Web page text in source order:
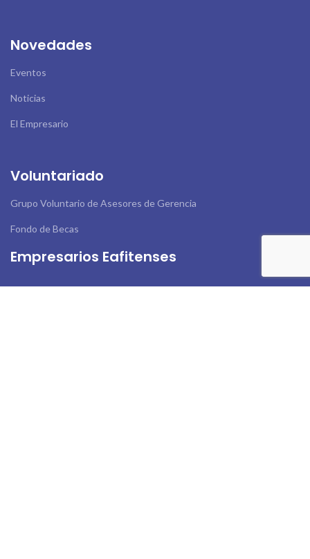
Novedades
Eventos
Noticias
El Empresario
Voluntariado
Grupo Voluntario de Asesores de Gerencia
Fondo de Becas
Empresarios Eafitenses